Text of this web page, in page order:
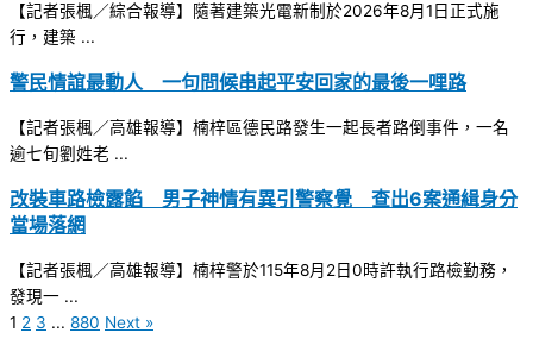
【記者張楓／綜合報導】隨著建築光電新制於2026年8月1日正式施
行，建築 ...
警民情誼最動人 一句問候串起平安回家的最後一哩路
【記者張楓／高雄報導】楠梓區德民路發生一起長者路倒事件，一名
逾七旬劉姓老 ...
改裝車路檢露餡 男子神情有異引警察覺 查出6案通緝身分
當場落網
【記者張楓／高雄報導】楠梓警於115年8月2日0時許執行路檢勤務，
發現一 ...
1 2 3 ... 880 Next »